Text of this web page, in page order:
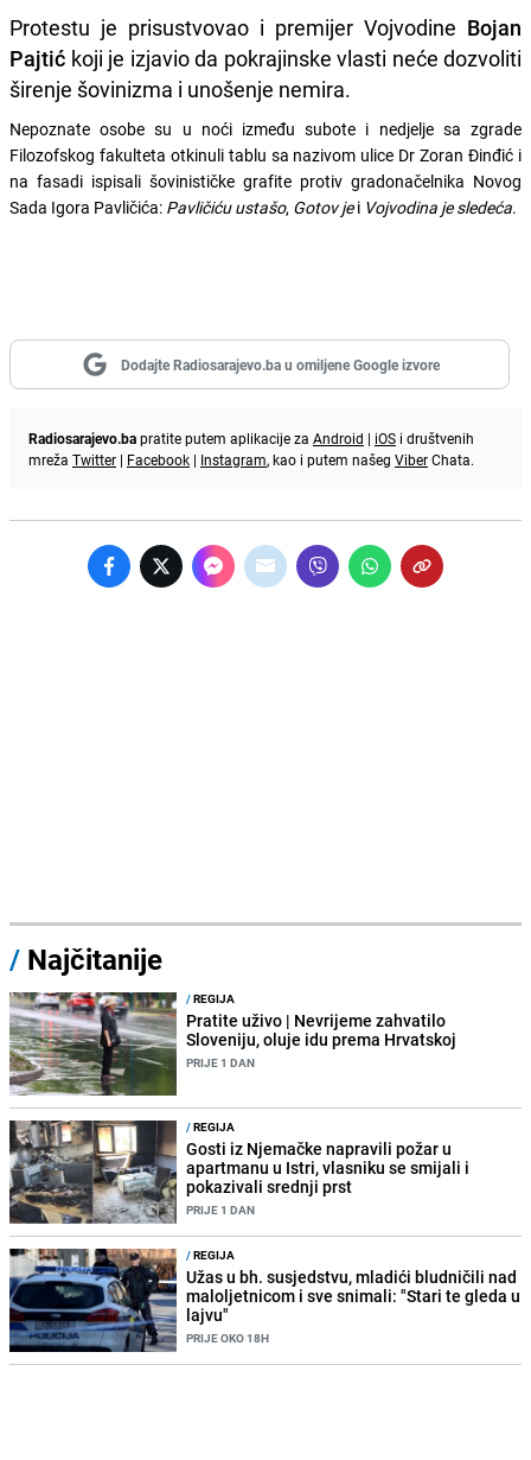
Protestu je prisustvovao i premijer Vojvodine Bojan
Pajtić koji je izjavio da pokrajinske vlasti neće dozvoliti
širenje šovinizma i unošenje nemira.
Nepoznate osobe su u noći između subote i nedjelje sa zgrade
Filozofskog fakulteta otkinuli tablu sa nazivom ulice Dr Zoran Đinđić i
na fasadi ispisali šovinističke grafite protiv gradonačelnika Novog
Sada Igora Pavličića: Pavličiću ustašo, Gotov jei Vojvodina je sledeća.
Dodajte Radiosarajevo.ba u omiljene Google izvore
Radiosarajevo.bapratite putem aplikacije za Android | iOS i društvenih
mreža Twitter | Facebook | Instagram, kao i putem našeg ViberChata.
/ Najčitanije
/REGIJA
Pratite uživo | Nevrijeme zahvatilo
Sloveniju, oluje idu prema Hrvatskoj
PRIJE 1 DAN
/REGIJA
Gosti iz Njemačke napravili požar u
apartmanu u Istri, vlasniku se smijali i
pokazivali srednji prst
PRIJE 1 DAN
/REGIJA
Užas u bh. susjedstvu, mladići bludničili nad
maloljetnicom i sve snimali: "Stari te gleda u
lajvu"
PRIJE OKO 18H